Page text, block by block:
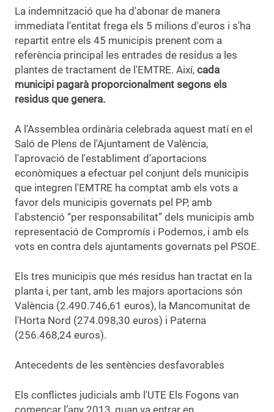
La indemnització que ha d'abonar de manera
immediata l'entitat frega els 5 milions d'euros i s'ha
repartit entre els 45 municipis prenent com a
referència principal les entrades de residus a les
plantes de tractament de l'EMTRE. Així, cada
municipi pagarà proporcionalment segons els
residus que genera.
A l'Assemblea ordinària celebrada aquest matí en el
Saló de Plens de l'Ajuntament de València,
l'aprovació de l'establiment d'aportacions
econòmiques a efectuar pel conjunt dels municipis
que integren l'EMTRE ha comptat amb els vots a
favor dels municipis governats pel PP, amb
l'abstenció “per responsabilitat” dels municipis amb
representació de Compromís i Podemos, i amb els
vots en contra dels ajuntaments governats pel PSOE.
Els tres municipis que més residus han tractat en la
planta i, per tant, amb les majors aportacions són
València (2.490.746,61 euros), la Mancomunitat de
l'Horta Nord (274.098,30 euros) i Paterna
(256.468,24 euros).
Antecedents de les sentències desfavorables
Els conflictes judicials amb l'UTE Els Fogons van
començar l’any 2013, quan va entrar en